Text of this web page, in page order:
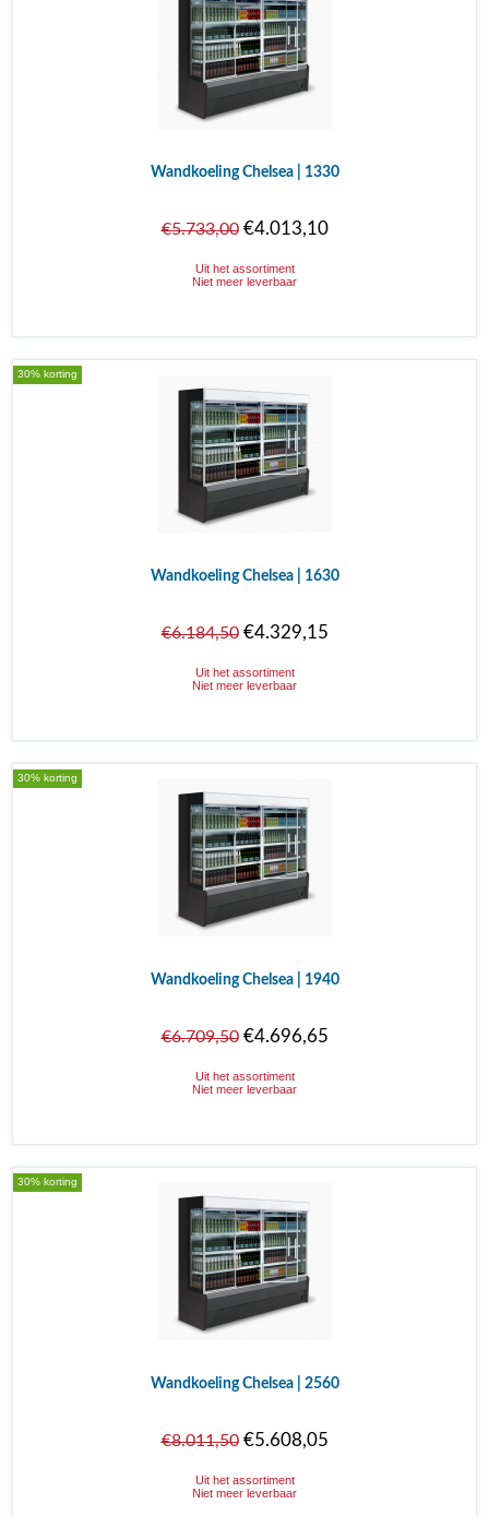
Wandkoeling Chelsea | 1330
€5.733,00€4.013,10
Uit het assortiment
Niet meer leverbaar
30% korting
Wandkoeling Chelsea | 1630
€6.184,50€4.329,15
Uit het assortiment
Niet meer leverbaar
30% korting
Wandkoeling Chelsea | 1940
€6.709,50€4.696,65
Uit het assortiment
Niet meer leverbaar
30% korting
Wandkoeling Chelsea | 2560
€8.011,50€5.608,05
Uit het assortiment
Niet meer leverbaar